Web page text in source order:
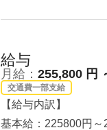
給与
月給： 255,800 円
交通費一部支給
【給与内訳】
基本給：225800円～